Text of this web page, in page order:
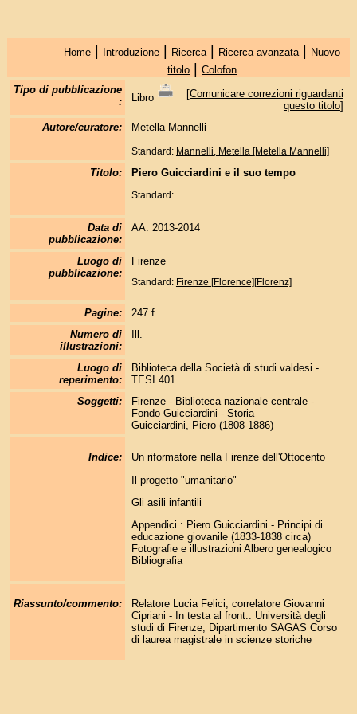
Home | Introduzione | Ricerca | Ricerca avanzata | Nuovo
titolo |Colofon
Tipo di pubblicazione
:
Libro [Comunicare correzioni riguardanti
questo titolo]
Autore/curatore:
Metella Mannelli
Standard: Mannelli, Metella [Metella Mannelli]
Titolo: Piero Guicciardini e il suo tempo
Standard:
Data di
pubblicazione:
AA. 2013-2014
Luogo di
pubblicazione:
Firenze
Standard: Firenze [Florence][Florenz]
Pagine:
247 f.
Numero di
illustrazioni:
Ill.
Luogo di
reperimento:
Biblioteca della Società di studi valdesi -
TESI 401
Soggetti:
Firenze - Biblioteca nazionale centrale -
Fondo Guicciardini - Storia
Guicciardini, Piero (1808-1886)
Indice:
Un riformatore nella Firenze dell'Ottocento
Il progetto "umanitario"
Gli asili infantili
Appendici : Piero Guicciardini - Principi di
educazione giovanile (1833-1838 circa)
Fotografie e illustrazioni Albero genealogico
Bibliografia
Riassunto/commento:
Relatore Lucia Felici, correlatore Giovanni
Cipriani - In testa al front.: Università degli
studi di Firenze, Dipartimento SAGAS Corso
di laurea magistrale in scienze storiche